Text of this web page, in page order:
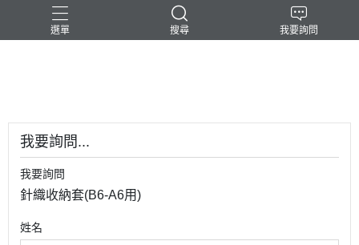
選單 搜尋 我要詢問
我要詢問...
我要詢問
針織收納套(B6-A6用)
姓名